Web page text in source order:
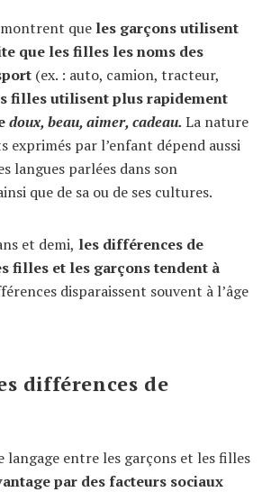
que les garçons utilisent
que les filles les noms des
(ex. : auto, camion, tracteur,
filles utilisent plus rapidement
doux, beau, aimer, cadeau. La nature
exprimés par l’enfant dépend aussi
langues parlées dans son
que de sa ou de ses cultures.
et demi, les différences de
filles et les garçons tendent à
disparaissent souvent à l’âge
différences de
langage entre les garçons et les filles
par des facteurs sociaux